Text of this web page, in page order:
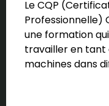
Le CQP
Professionnelle)
une formation
travailler en tant
machines dans